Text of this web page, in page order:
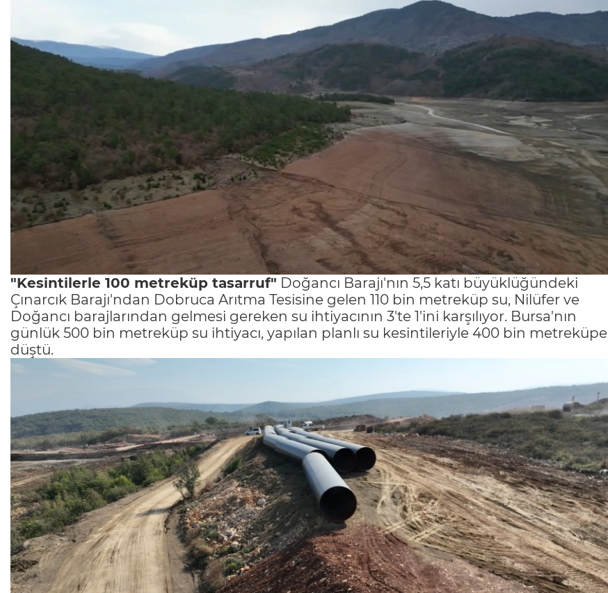
"Kesintilerle 100 metreküp tasarruf" Doğancı Barajı'nın 5,5 katı büyüklüğündeki
Çınarcık Barajı'ndan Dobruca Arıtma Tesisine gelen 110 bin metreküp su, Nilüfer ve
Doğancı barajlarından gelmesi gereken su ihtiyacının 3'te 1'ini karşılıyor. Bursa'nın
günlük 500 bin metreküp su ihtiyacı, yapılan planlı su kesintileriyle 400 bin metreküpe
düştü.